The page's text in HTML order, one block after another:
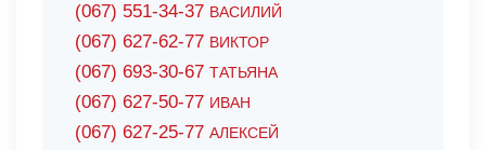
(067) 551-34-37 ВАСИЛИЙ
(067) 627-62-77 ВИКТОР
(067) 693-30-67 ТАТЬЯНА
(067) 627-50-77 ИВАН
(067) 627-25-77 АЛЕКСЕЙ